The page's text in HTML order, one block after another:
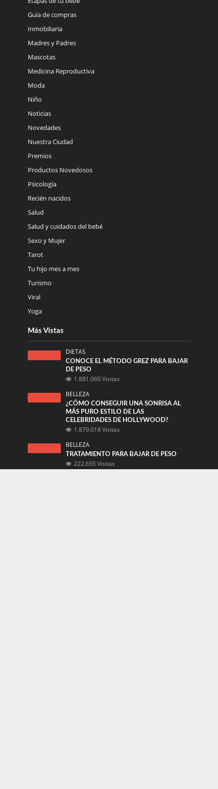
Guía de compras
Inmobiliaria
Madres y Padres
Mascotas
Medicina Reproductiva
Moda
Niño
Noticias
Novedades
Nuestra Ciudad
Premios
Productos Novedosos
Psicología
Recién nacidos
Salud
Salud y cuidados del bebé
Sexo y Mujer
Tarot
Tu hijo mes a mes
Turismo
Viral
Yoga
Más Vistas
DIETAS
CONOCE EL MÉTODO GREZ PARA BAJAR
DE PESO
1.881.060 Visitas
BELLEZA
¿CÓMO CONSEGUIR UNA SONRISA AL
MÁS PURO ESTILO DE LAS
CELEBRIDADES DE HOLLYWOOD?
1.879.018 Visitas
BELLEZA
TRATAMIENTO PARA BAJAR DE PESO
222.655 Visitas